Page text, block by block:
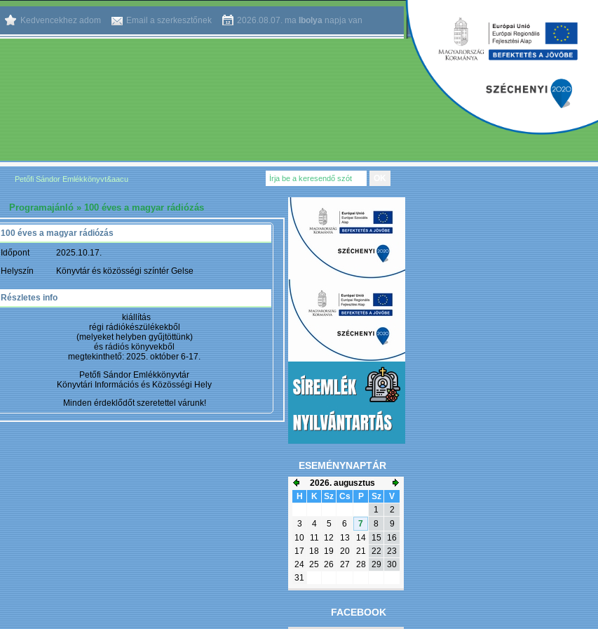
Kedvencekhez adom Email a szerkesztőnek 2026.08.07. ma Ibolya napja van
Petőfi Sándor Emlékkönyvt&aacu
Programajánló » 100 éves a magyar rádiózás
100 éves a magyar rádiózás
Időpont
2025.10.17.
Helyszín
Könyvtár és közösségi színtér Gelse
Részletes info
kiállítás
régi rádiókészülékekből
(melyeket helyben gyűjtöttünk)
és rádiós könyvekből
megtekinthető: 2025. október 6-17.
Petőfi Sándor Emlékkönyvtár
Könyvtári Információs és Közösségi Hely
Minden érdeklődőt szeretettel várunk!
ESEMÉNYNAPTÁR
2026. augusztus
H
K Sz Cs P Sz
V
1
2
3
4 5 6 7 8
9
10
11 12 13 14 15
16
17
18 19 20 21 22
23
24 25 26 27 28 29
30
31
FACEBOOK